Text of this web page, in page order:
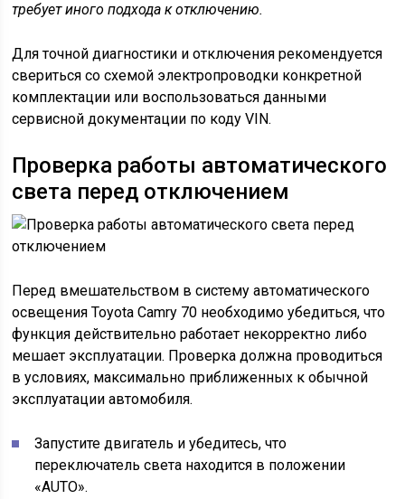
требует иного подхода к отключению.
Для точной диагностики и отключения рекомендуется
свериться со схемой электропроводки конкретной
комплектации или воспользоваться данными
сервисной документации по коду VIN.
Проверка работы автоматического
света перед отключением
Перед вмешательством в систему автоматического
освещения Toyota Camry 70 необходимо убедиться, что
функция действительно работает некорректно либо
мешает эксплуатации. Проверка должна проводиться
в условиях, максимально приближенных к обычной
эксплуатации автомобиля.
Запустите двигатель и убедитесь, что
переключатель света находится в положении
«AUTO».